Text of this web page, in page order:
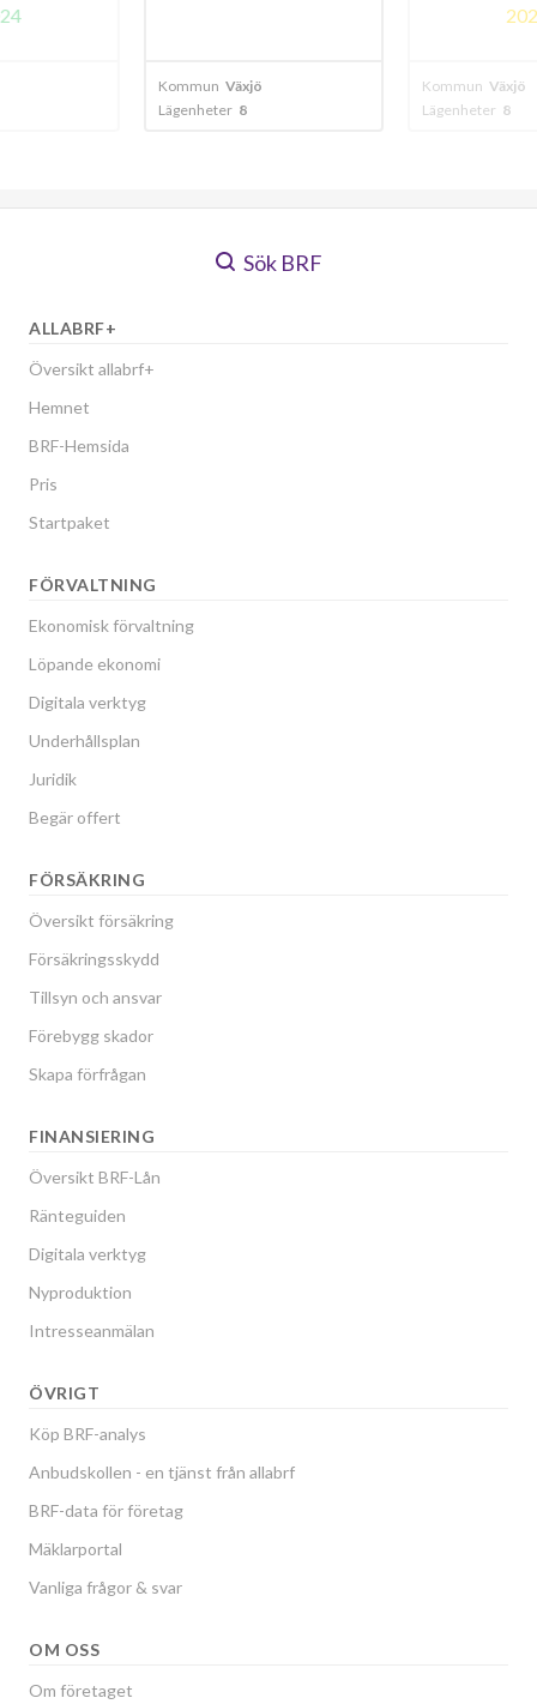
Kommun
Växjö
Lägenheter 8
Kommun
Växjö
Lägenheter
47
Sök BRF
ALLABRF+
Översikt allabrf+
Hemnet
BRF-Hemsida
Pris
Startpaket
FÖRVALTNING
Ekonomisk förvaltning
Löpande ekonomi
Digitala verktyg
Underhållsplan
Juridik
Begär offert
FÖRSÄKRING
Översikt försäkring
Försäkringsskydd
Tillsyn och ansvar
Förebygg skador
Skapa förfrågan
FINANSIERING
Översikt BRF-Lån
Ränteguiden
Digitala verktyg
Nyproduktion
Intresseanmälan
ÖVRIGT
Köp BRF-analys
Anbudskollen - en tjänst från allabrf
BRF-data för företag
Mäklarportal
Vanliga frågor & svar
OM OSS
Om företaget